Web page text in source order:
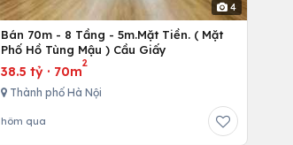
4
Bán 70m - 8 Tầng - 5m.Mặt Tiền. ( Mặt
Phố Hồ Tùng Mậu ) Cầu Giấy
38.5 tỷ· 70m
2
Thành phố Hà Nội
hôm qua